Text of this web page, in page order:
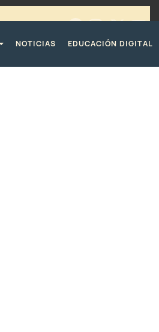
NOTICIAS EDUCACIÓN DIGITAL